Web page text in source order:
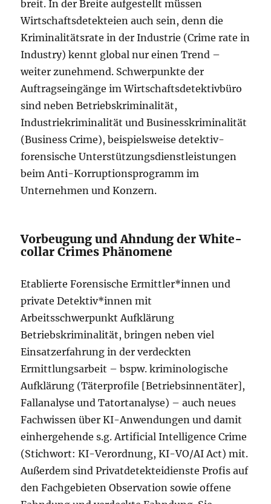
breit. In der Breite aufgestellt müssen
Wirtschaftsdetekteien auch sein, denn die
Kriminalitätsrate in der Industrie (Crime rate in
Industry) kennt global nur einen Trend –
weiter zunehmend. Schwerpunkte der
Auftragseingänge im Wirtschaftsdetektivbüro
sind neben Betriebskriminalität,
Industriekriminalität und Businesskriminalität
(Business Crime), beispielsweise detektiv-
forensische Unterstützungsdienstleistungen
beim Anti-Korruptionsprogramm im
Unternehmen und Konzern.
Vorbeugung und Ahndung der White-
collar Crimes Phänomene
Etablierte Forensische Ermittler*innen und
private Detektiv*innen mit
Arbeitsschwerpunkt Aufklärung
Betriebskriminalität, bringen neben viel
Einsatzerfahrung in der verdeckten
Ermittlungsarbeit – bspw. kriminologische
Aufklärung (Täterprofile [Betriebsinnentäter],
Fallanalyse und Tatortanalyse) – auch neues
Fachwissen über KI-Anwendungen und damit
einhergehende s.g. Artificial Intelligence Crime
(Stichwort: KI-Verordnung, KI-VO/AI Act) mit.
Außerdem sind Privatdetekteidienste Profis auf
den Fachgebieten Observation sowie offene